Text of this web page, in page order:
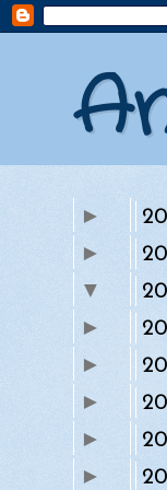
►
►
▼
►
►
►
▼
►
►
►
►
►
►